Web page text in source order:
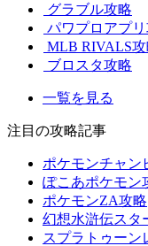
グラブル攻略
パワプロアプ
MLB RIVALS攻
ブロスタ攻略
一覧を見る
注目の攻略記事
ポケモンチャン
ぽこあポケモン
ポケモンZA攻略
幻想水滸伝スタ
スプラトゥーン